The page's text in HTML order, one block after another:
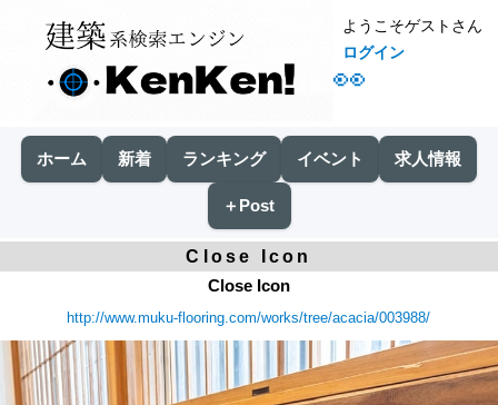
👀
ようこそゲストさん
ログイン
ホーム 新着 ランキング イベント 求人情報
＋Post
Close Icon
Close Icon
http://www.muku-flooring.com/works/tree/acacia/003988/